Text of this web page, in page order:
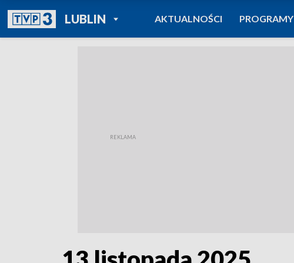
LUBLINPOWRÓT DO
TVP REGIONY
AKTUALNOŚCI PROGRAMY